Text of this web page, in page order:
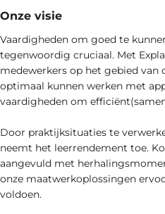
Onze visie
Vaardigheden om goed te
tegenwoordig cruciaal. Met
medewerkers op het gebied
optimaal kunnen werken met
vaardigheden om
Door praktijksituaties te
neemt het leerrendement toe.
aangevuld met
onze maatwerkoplossingen
voldoen.